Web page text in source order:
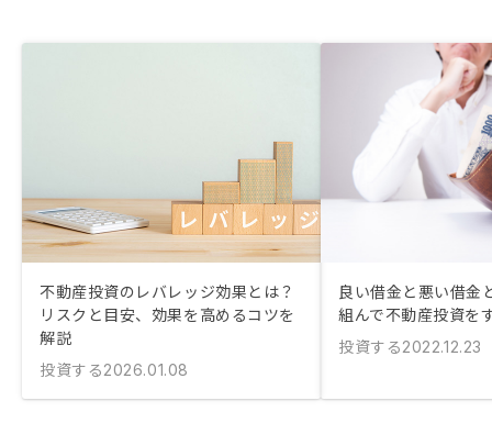
不動産投資のレバレッジ効果とは？
リスクと目安、効果を高めるコツを
解説
投資する2026.01.08
良い借金と悪い借金
組んで不動産投資を
投資する2022.12.23